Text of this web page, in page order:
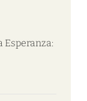
Esperanza: